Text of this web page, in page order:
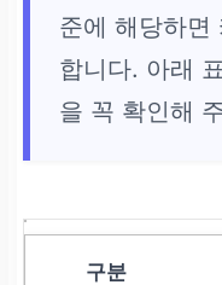
준에 해당하면
합니다. 아래
을 꼭 확인해